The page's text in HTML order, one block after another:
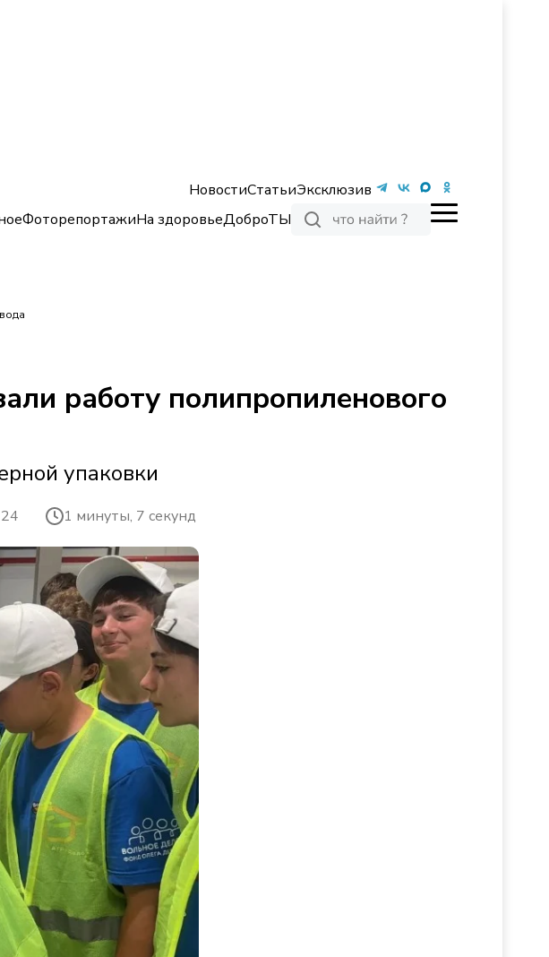
НовостиСтатьиЭксклюзив
ФоторепортажиНа здоровьеДоброТЫ
работу полипропиленового
упаковки
1 минуты, 7 секунд